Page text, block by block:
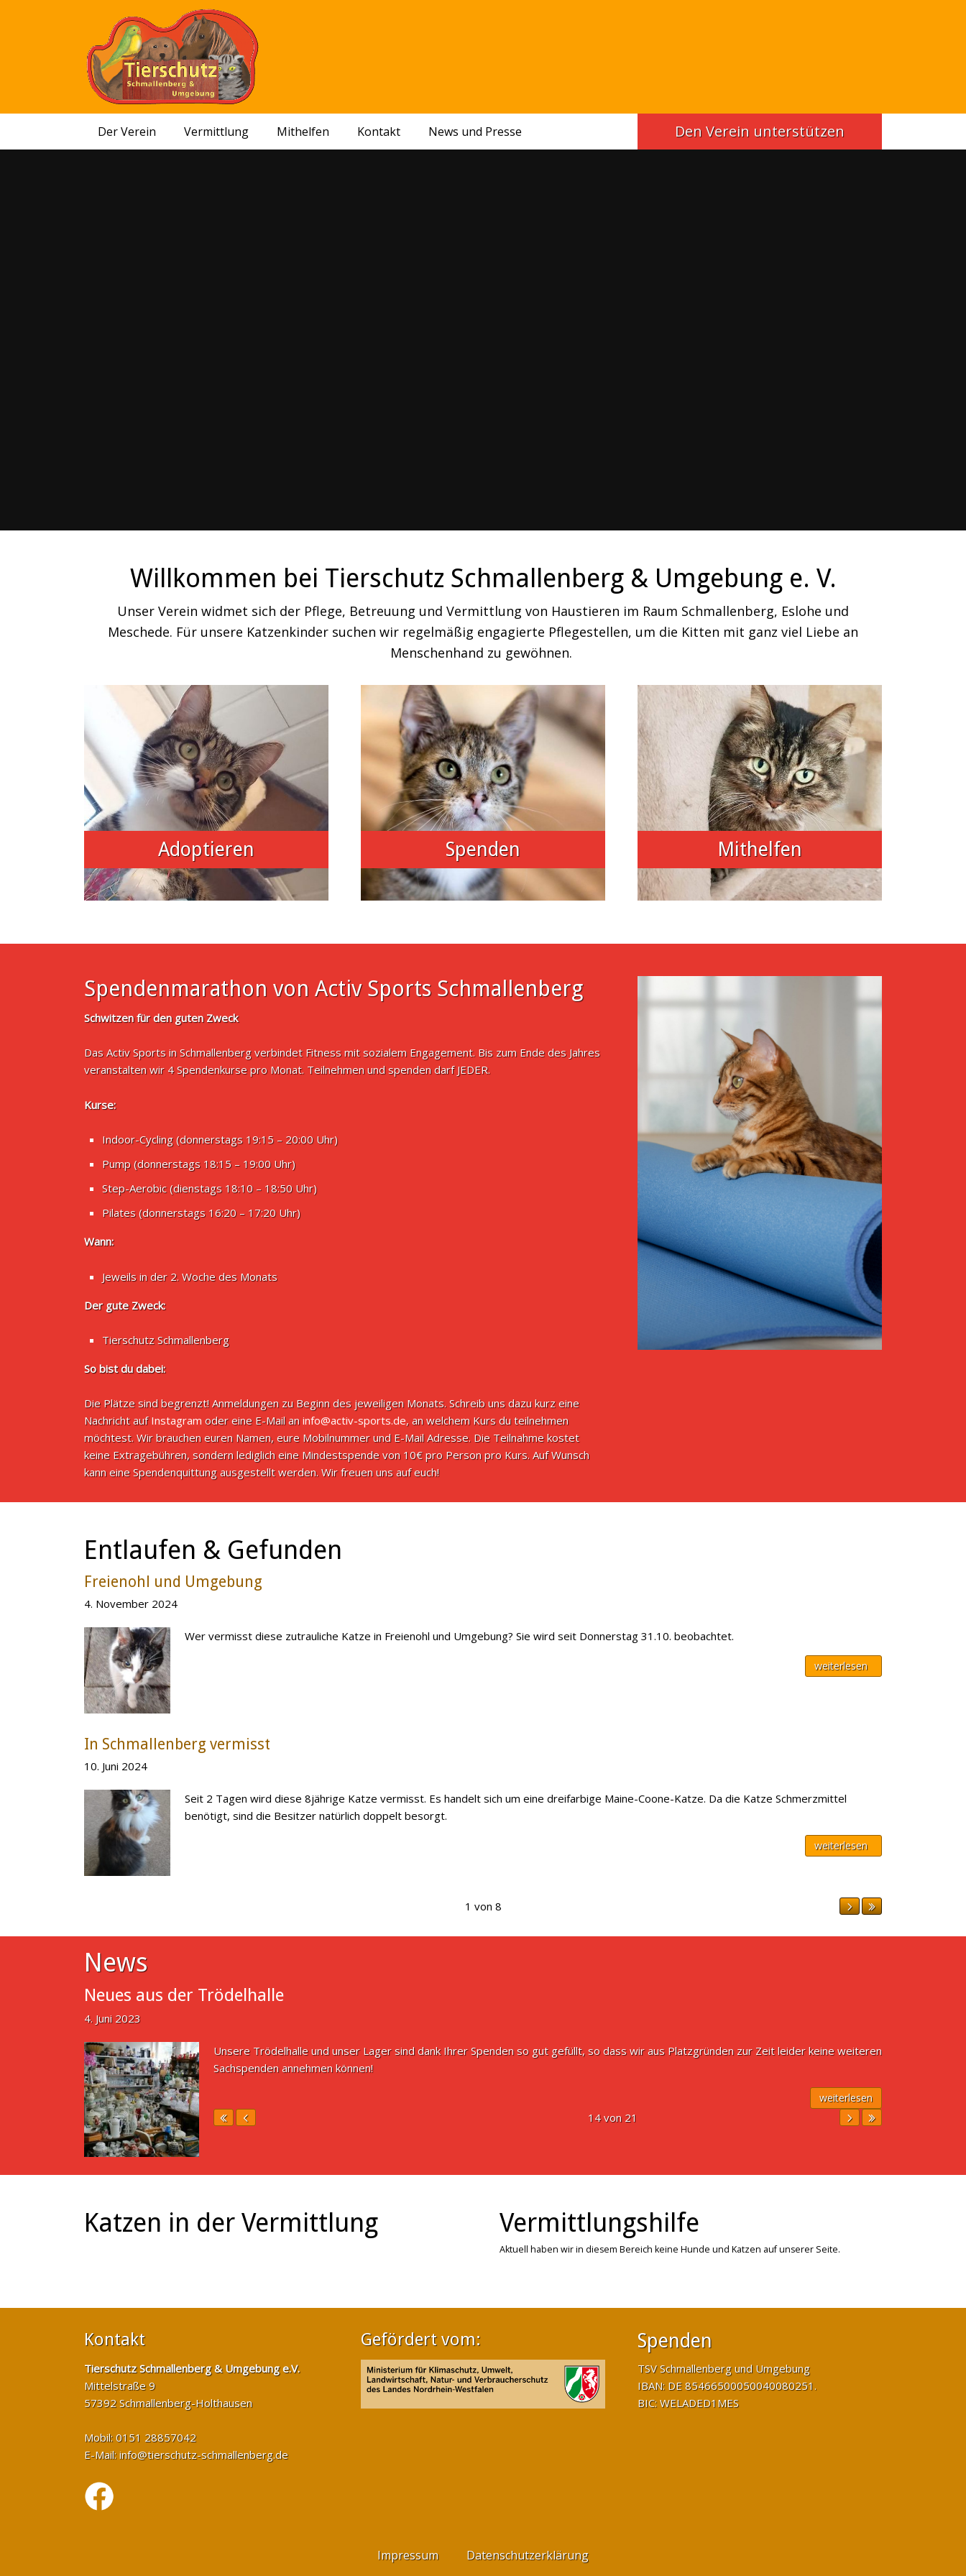
Der Verein Vermittlung Mithelfen Kontakt News und Presse Den Verein unterstützen
Willkommen bei Tierschutz Schmallenberg & Umgebung e. V.
Unser Verein widmet sich der Pflege, Betreuung und Vermittlung von Haustieren im Raum Schmallenberg, Eslohe und
Meschede. Für unsere Katzenkinder suchen wir regelmäßig engagierte Pflegestellen, um die Kitten mit ganz viel Liebe an
Menschenhand zu gewöhnen.
Adoptieren Spenden Mithelfen
Spendenmarathon von Activ Sports Schmallenberg
Schwitzen für den guten Zweck
Das Activ Sports in Schmallenberg verbindet Fitness mit sozialem Engagement. Bis zum Ende des Jahres
veranstalten wir 4 Spendenkurse pro Monat. Teilnehmen und spenden darf JEDER.
Kurse:
Indoor-Cycling (donnerstags 19:15 – 20:00 Uhr)
Pump (donnerstags 18:15 – 19:00 Uhr)
Step-Aerobic (dienstags 18:10 – 18:50 Uhr)
Pilates (donnerstags 16:20 – 17:20 Uhr)
Wann:
Jeweils in der 2. Woche des Monats
Der gute Zweck:
Tierschutz Schmallenberg
So bist du dabei:
Die Plätze sind begrenzt! Anmeldungen zu Beginn des jeweiligen Monats. Schreib uns dazu kurz eine
Nachricht aufInstagram oder eine E-Mail an info@activ-sports.de, an welchem Kurs du teilnehmen
möchtest. Wir brauchen euren Namen, eure Mobilnummer und E-Mail Adresse. Die Teilnahme kostet
keine Extragebühren, sondern lediglich eine Mindestspende von 10€ pro Person pro Kurs. Auf Wunsch
kann eine Spendenquittung ausgestellt werden. Wir freuen uns auf euch!
Entlaufen & Gefunden
Freienohl und Umgebung
4. November 2024
Wer vermisst diese zutrauliche Katze in Freienohl und Umgebung? Sie wird seit Donnerstag 31.10. beobachtet.
weiterlesen
In Schmallenberg vermisst
10. Juni 2024
Seit 2 Tagen wird diese 8jährige Katze vermisst. Es handelt sich um eine dreifarbige Maine-Coone-Katze. Da die Katze Schmerzmittel
benötigt, sind die Besitzer natürlich doppelt besorgt.
weiterlesen
1 von 8
News
Neues aus der Trödelhalle
4. Juni 2023
Unsere Trödelhalle und unser Lager sind dank Ihrer Spenden so gut gefüllt, so dass wir aus Platzgründen zur Zeit leider keine weiteren
Sachspenden annehmen können!
weiterlesen
14 von 21
Katzen in der Vermittlung Vermittlungshilfe
Aktuell haben wir in diesem Bereich keine Hunde und Katzen auf unserer Seite.
Kontakt
Tierschutz Schmallenberg & Umgebung e.V.
Mittelstraße 9
57392 Schmallenberg-Holthausen
Mobil: 0151 28857042
E-Mail: info@tierschutz-schmallenberg.de
Gefördert vom: Spenden
TSV Schmallenberg und Umgebung
IBAN: DE 85466500050040080251.
BIC: WELADED1MES
Impressum Datenschutzerklärung